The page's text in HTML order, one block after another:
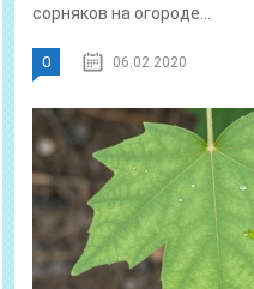
сорняков на огороде...
0 06.02.2020